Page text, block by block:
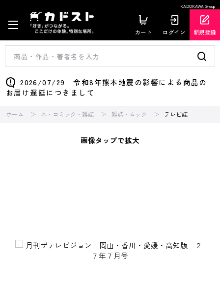
KADOKAWA Group
カート ログイン 新規登録
2026/07/29 令和8年熊本地震の影響による商品の
お届け遅延につきまして
ホーム 本・コミック・雑誌 雑誌・ムック テレビ誌
画像タップで拡大